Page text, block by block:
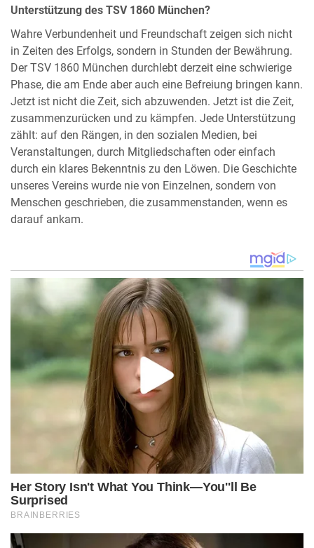
Unterstützung des TSV 1860 München?
Wahre Verbundenheit und Freundschaft zeigen sich nicht
in Zeiten des Erfolgs, sondern in Stunden der Bewährung.
Der TSV 1860 München durchlebt derzeit eine schwierige
Phase, die am Ende aber auch eine Befreiung bringen kann.
Jetzt ist nicht die Zeit, sich abzuwenden. Jetzt ist die Zeit,
zusammenzurücken und zu kämpfen. Jede Unterstützung
zählt: auf den Rängen, in den sozialen Medien, bei
Veranstaltungen, durch Mitgliedschaften oder einfach
durch ein klares Bekenntnis zu den Löwen. Die Geschichte
unseres Vereins wurde nie von Einzelnen, sondern von
Menschen geschrieben, die zusammenstanden, wenn es
darauf ankam.